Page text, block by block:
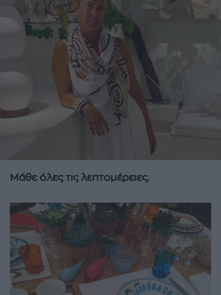
Μάθε όλες τις λεπτομέρειες.